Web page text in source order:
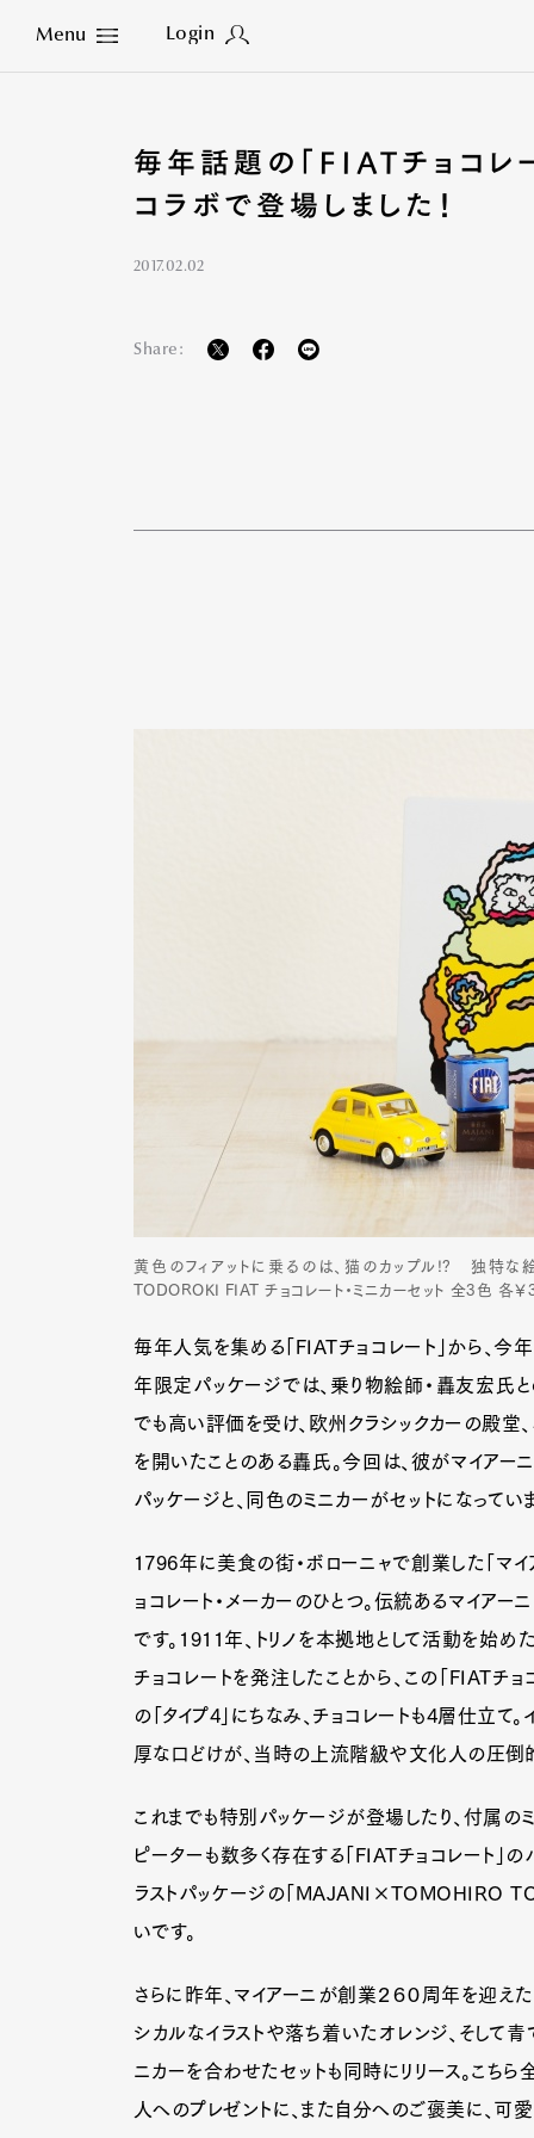
Menu Login
Close
毎年話題の「FIATチョコレ
コラボで登場しました！
2017.02.02
Share:
黄色のフィアットに乗るのは、猫のカップル!? 独特
TODOROKI FIAT チョコレート・ミニカーセット 全3色 各￥
毎年人気を集める「FIATチョコレート」から、今
年限定パッケージでは、乗り物絵師・轟友宏氏
でも高い評価を受け、欧州クラシックカーの殿堂
を開いたことのある轟氏。今回は、彼がマイアー
パッケージと、同色のミニカーがセットになってい
1796年に美食の街・ボローニャで創業した「マイ
ョコレート・メーカーのひとつ。伝統あるマイア
です。1911年、トリノを本拠地として活動を始め
チョコレートを発注したことから、この「FIATチ
の「タイプ4」にちなみ、チョコレートも4層仕立て
厚な口どけが、当時の上流階級や文化人の圧倒
これまでも特別パッケージが登場したり、付属の
ピーターも数多く存在する「FIATチョコレート」
ラストパッケージの「MAJANI×TOMOHIRO
いです。
さらに昨年、マイアーニが創業２６０周年を迎え
シカルなイラストや落ち着いたオレンジ、そして
ニカーを合わせたセットも同時にリリース。こち
人へのプレゼントに、また自分へのご褒美に、可